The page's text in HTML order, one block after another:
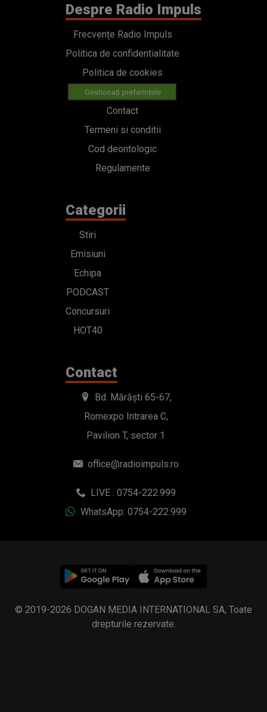
Despre Radio Impuls
Frecvențe Radio Impuls
Politica de confidentialitate
Politica de cookies
Gestionați preferințele
Contact
Termeni si conditii
Cod deontologic
Regulamente
Categorii
Stiri
Emisiuni
Echipa
PODCAST
Concursuri
HOT40
Contact
Bd. Mărăști 65-67,
Romexpo Intrarea C,
Pavilion T, sector 1
office@radioimpuls.ro
LIVE : 0754-222.999
WhatsApp: 0754-222.999
© 2019-2026 DOGAN MEDIA INTERNATIONAL SA, Toate
drepturile rezervate.